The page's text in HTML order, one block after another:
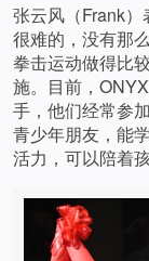
张云风（Frank
很难的，没有那
拳击运动做得比
施。目前，
手，他们经常参
青少年朋友，能
活力，可以陪着